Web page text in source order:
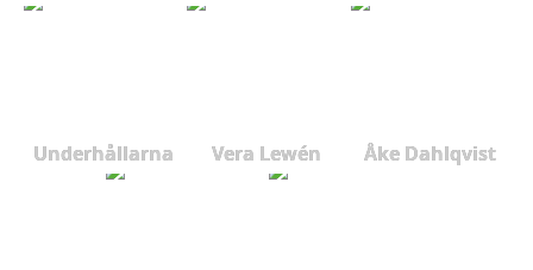
Underhållarna Vera Lewén Åke Dahlqvist